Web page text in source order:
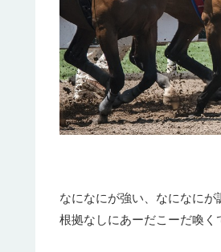
なになにが強い、なになに
根拠なしにあーだこーだ喚く